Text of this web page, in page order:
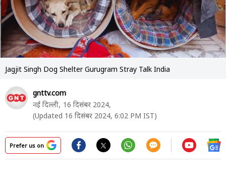
Jagjit Singh Dog Shelter Gurugram Stray Talk India
gnttv.com
नई दिल्ली, 16 दिसंबर 2024,
(Updated 16 दिसंबर 2024, 6:02 PM IST)
Prefer us on